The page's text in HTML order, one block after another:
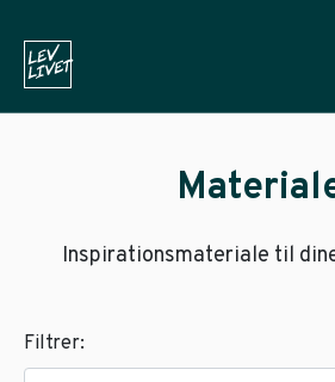
Inspirationsmateriale til
Filtrer: